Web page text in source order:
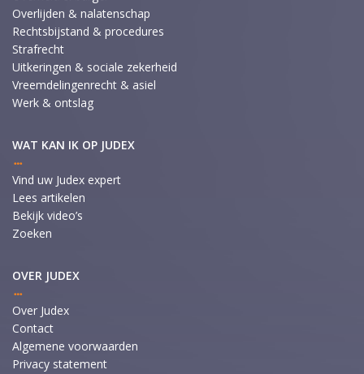
Overlijden & nalatenschap
Rechtsbijstand & procedures
Strafrecht
Uitkeringen & sociale zekerheid
Vreemdelingenrecht & asiel
Werk & ontslag
WAT KAN IK OP JUDEX
Vind uw Judex expert
Lees artikelen
Bekijk video’s
Zoeken
OVER JUDEX
Over Judex
Contact
Algemene voorwaarden
Privacy statement